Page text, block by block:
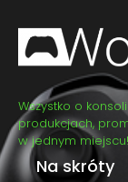
Wszystko o
produkcjach,
w jednym miejscu!
Na skróty